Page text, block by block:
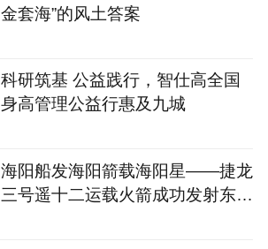
金套海”的风土答案
科研筑基 公益践行，智仕高全国
身高管理公益行惠及九城
海阳船发海阳箭载海阳星——捷龙
三号遥十二运载火箭成功发射东方